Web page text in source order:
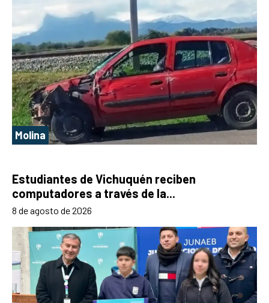
Molina
Estudiantes de Vichuquén reciben
computadores a través de la...
8 de agosto de 2026